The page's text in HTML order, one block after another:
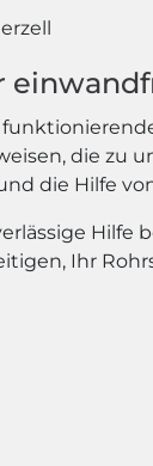
die
die Hilfe
Hilfe
Ihr